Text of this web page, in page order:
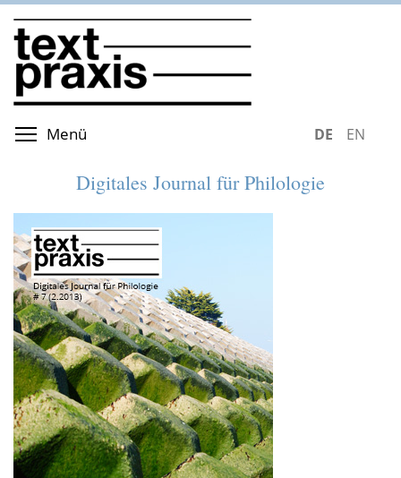
Direkt
zum
Inhalt
Menü Menüsichtbarkeit umschaltenDEUTSCH
Digitales Journal für Philologie